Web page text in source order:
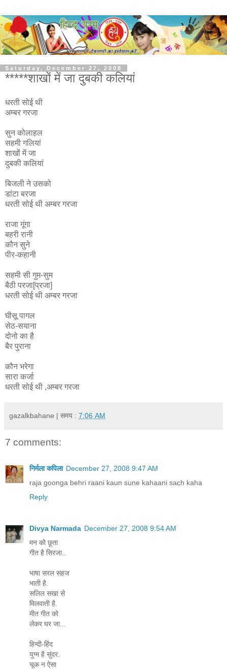
Saturday, December 27, 2008
*****शाखों में जा दुबकी कलियां
धरती सोई थी
अम्बर गरजा
सुन कोलाहल
सहमी गलियां
शाखों में जा
दुबकी कलियां
बिजली ने उसको
डांटा बरजा
धरती सोई थी अम्बर गरजा
राजा गूंगा
बहरी रानी
कौन सुने
पीर-कहानी
सहमी सी गुम-सुम
बैठी परजा[प्रजा]
धरती सोई थी अम्बर गरजा
घीसू पागल
सेठ-सयाना
दोनो का है
बैर पुराना
कौन भरेगा
सारा कर्जा
धरती सोई थी ,अम्बर गरजा
gazalkbahane | समय : 7:06 AM
7 comments:
निर्मला कपिला December 27, 2008 9:47 AM
raja goonga behri raani kaun sune kahaani sach kaha
Reply
Divya Narmada December 27, 2008 9:54 AM
मन को छूता
गीत है सिरजा..
भाषा सरल सहज
भाती है.
सलिल सखा से
मिलवाती है.
मीत गीत को
लेकर घर जा...
हिन्दी-हिंद
युग्म है सुंदर.
चूक न ऐसा